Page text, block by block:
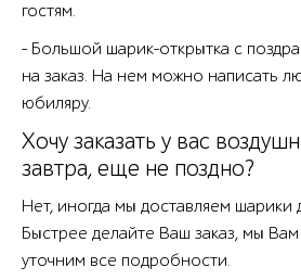
гостям.
- Большой шарик-открытка с
на заказ. На нем можно написать
юбиляру.
Хочу заказать у вас
завтра, еще не поздно?
Нет, иногда мы доставляем шарики
Быстрее делайте Ваш заказ, мы
уточним все подробности.